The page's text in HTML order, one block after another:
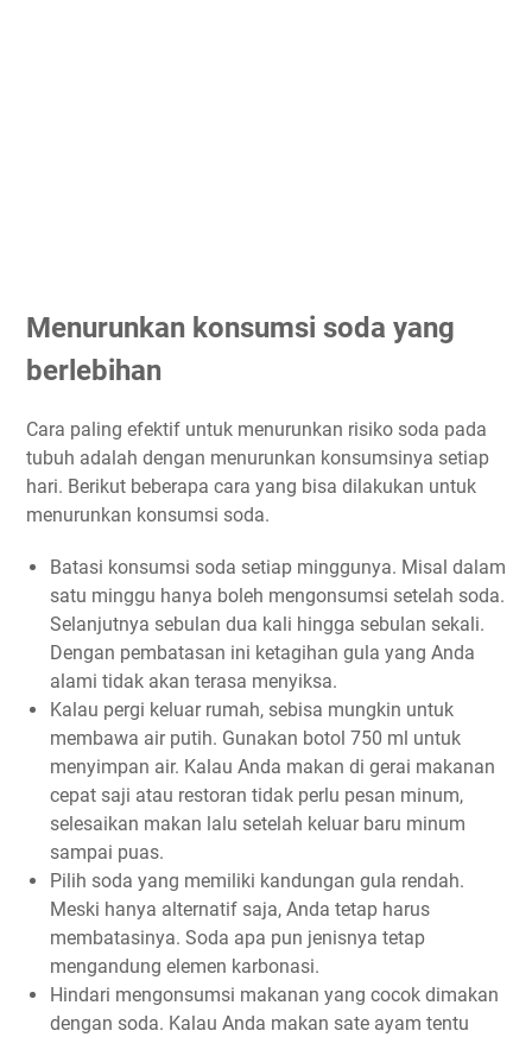
Menurunkan konsumsi soda yang
berlebihan
Cara paling efektif untuk menurunkan risiko soda pada
tubuh adalah dengan menurunkan konsumsinya setiap
hari. Berikut beberapa cara yang bisa dilakukan untuk
menurunkan konsumsi soda.
Batasi konsumsi soda setiap minggunya. Misal dalam
satu minggu hanya boleh mengonsumsi setelah soda.
Selanjutnya sebulan dua kali hingga sebulan sekali.
Dengan pembatasan ini ketagihan gula yang Anda
alami tidak akan terasa menyiksa.
Kalau pergi keluar rumah, sebisa mungkin untuk
membawa air putih. Gunakan botol 750 ml untuk
menyimpan air. Kalau Anda makan di gerai makanan
cepat saji atau restoran tidak perlu pesan minum,
selesaikan makan lalu setelah keluar baru minum
sampai puas.
Pilih soda yang memiliki kandungan gula rendah.
Meski hanya alternatif saja, Anda tetap harus
membatasinya. Soda apa pun jenisnya tetap
mengandung elemen karbonasi.
Hindari mengonsumsi makanan yang cocok dimakan
dengan soda. Kalau Anda makan sate ayam tentu